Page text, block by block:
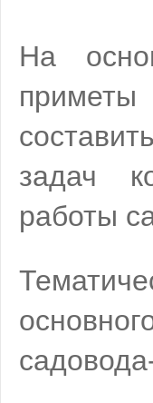
На
составить
задач
работы